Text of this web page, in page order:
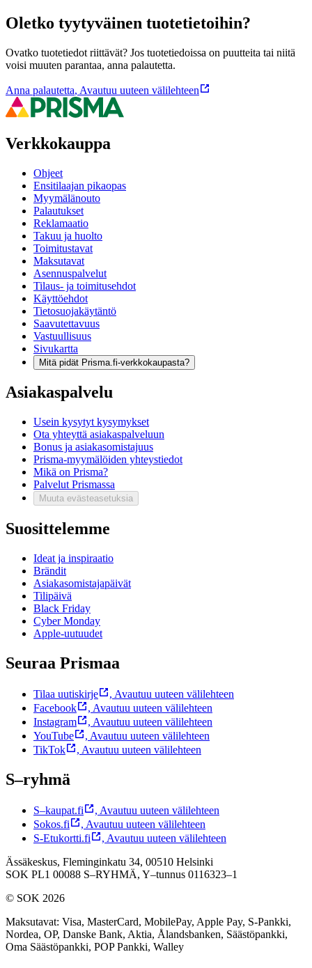
Oletko tyytyväinen tuotetietoihin?
Ovatko tuotetiedot riittävät? Jos tuotetiedoissa on puutteita tai niitä
voisi muuten parantaa, anna palautetta.
Anna palautetta, Avautuu uuteen välilehteen
Verkkokauppa
Ohjeet
Ensitilaajan pikaopas
Myymälänouto
Palautukset
Reklamaatio
Takuu ja huolto
Toimitustavat
Maksutavat
Asennuspalvelut
Tilaus- ja toimitusehdot
Käyttöehdot
Tietosuojakäytäntö
Saavutettavuus
Vastuullisuus
Sivukartta
Mitä pidät Prisma.fi-verkkokaupasta?
Asiakaspalvelu
Usein kysytyt kysymykset
Ota yhteyttä asiakaspalveluun
Bonus ja asiakasomistajuus
Prisma-myymälöiden yhteystiedot
Mikä on Prisma?
Palvelut Prismassa
Muuta evästeasetuksia
Suosittelemme
Ideat ja inspiraatio
Brändit
Asiakasomistajapäivät
Tilipäivä
Black Friday
Cyber Monday
Apple-uutuudet
Seuraa Prismaa
Tilaa uutiskirje , Avautuu uuteen välilehteen
Facebook
, Avautuu uuteen välilehteen
Instagram
, Avautuu uuteen välilehteen
YouTube
, Avautuu uuteen välilehteen
TikTok
, Avautuu uuteen välilehteen
S–ryhmä
S–kaupat.fi , Avautuu uuteen välilehteen
Sokos.fi
, Avautuu uuteen välilehteen
S-Etukortti.fi
, Avautuu uuteen välilehteen
Ässäkeskus, Fleminginkatu 34, 00510 Helsinki
SOK PL1 00088 S–RYHMÄ, Y–tunnus 0116323–1
© SOK 2026
Maksutavat: Visa, MasterCard, MobilePay, Apple Pay, S-Pankki,
Nordea, OP, Danske Bank, Aktia, Ålandsbanken, Säästöpankki,
Oma Säästöpankki, POP Pankki, Walley